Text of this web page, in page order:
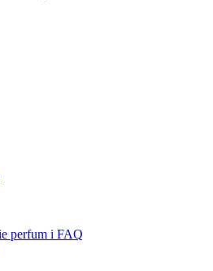
perfum i FAQ